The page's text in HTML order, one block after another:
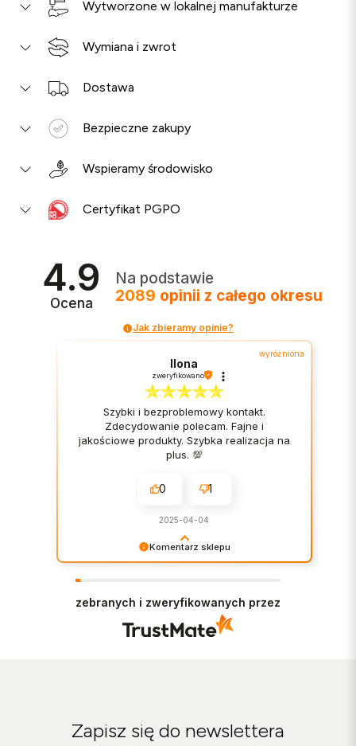
Wytworzone w lokalnej manufakturze
Wymiana i zwrot
Dostawa
Bezpieczne zakupy
Wspieramy środowisko
Certyfikat PGPO
4.9
Ocena
Na podstawie
2089 opinii z całego okresu
Jak zbieramy opinie?
Komentarz sklepu
klientów takich jak Ty i jesteśmy zadowoleni, że
nam się udało. Mamy nadzieję, że do nas wrócisz
:) Pozdrawiamy
wyróżniona
Ilona
zweryfikowano
Szybki i bezproblemowy kontakt.
Zdecydowanie polecam. Fajne i
jakościowe produkty. Szybka realizacja na
plus. 💯
0 1
2025-04-04
zebranych i zweryfikowanych przez
Zapisz się do newslettera